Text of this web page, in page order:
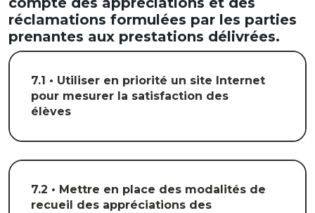
réclamations formulées par les parties
prenantes aux prestations délivrées.
7.1 • Utiliser en priorité un site Internet
pour mesurer la satisfaction des
élèves
7.2 • Mettre en place des modalités de
recueil des appréciations des